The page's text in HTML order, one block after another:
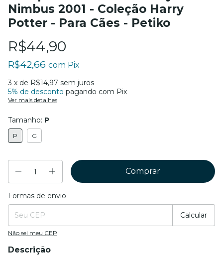
Nimbus 2001 - Coleção Harry
Potter - Para Cães - Petiko
R$44,90
R$42,66 com Pix
3 x de R$14,97 sem juros
5% de desconto pagando com Pix
Ver mais detalhes
Tamanho: P
P G
Entregas para o CEP:
Formas de envio
Calcular
Não sei meu CEP
Descrição